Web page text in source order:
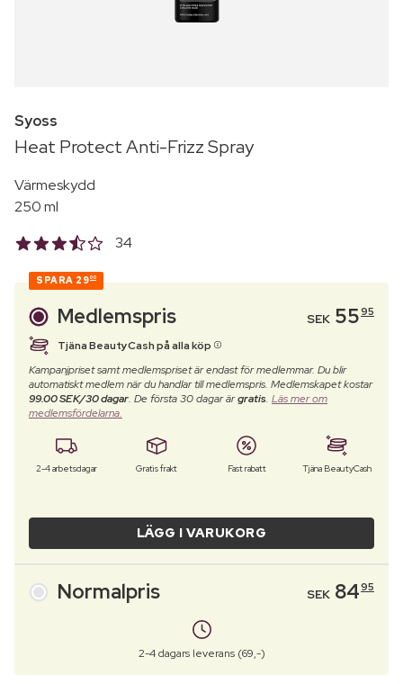
Syoss
Heat Protect Anti-Frizz Spray
Värmeskydd
250 ml
34
SPARA 2900
Medlemspris SEK 5595
Tjäna BeautyCash på alla köp
Kampanjpriset samt medlemspriset är endast för medlemmar. Du blir
automatiskt medlem när du handlar till medlemspris. Medlemskapet kostar
99.00 SEK/30 dagar. De första 30 dagar ärgratis. Läs mer om
medlemsfördelarna.
2-4 arbetsdagar Gratis frakt Fast rabatt Tjäna BeautyCash
LÄGG I VARUKORG
Normalpris SEK 8495
2-4 dagars leverans (69,-)